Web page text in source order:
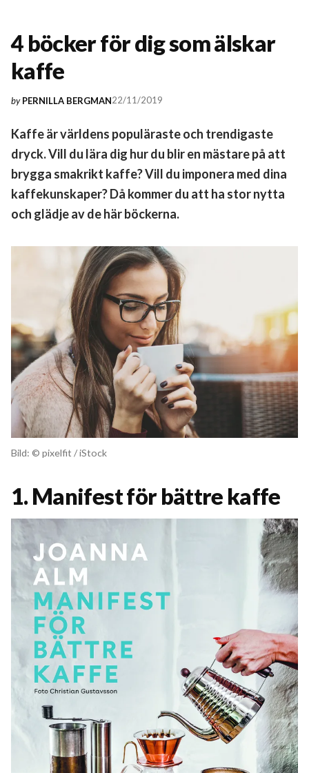
4 böcker för dig som älskar
kaffe
by PERNILLA BERGMAN22/11/2019
Kaffe är världens populäraste och trendigaste
dryck. Vill du lära dig hur du blir en mästare på att
brygga smakrikt kaffe? Vill du imponera med dina
kaffekunskaper? Då kommer du att ha stor nytta
och glädje av de här böckerna.
Bild: © pixelfit / iStock
1. Manifest för bättre kaffe